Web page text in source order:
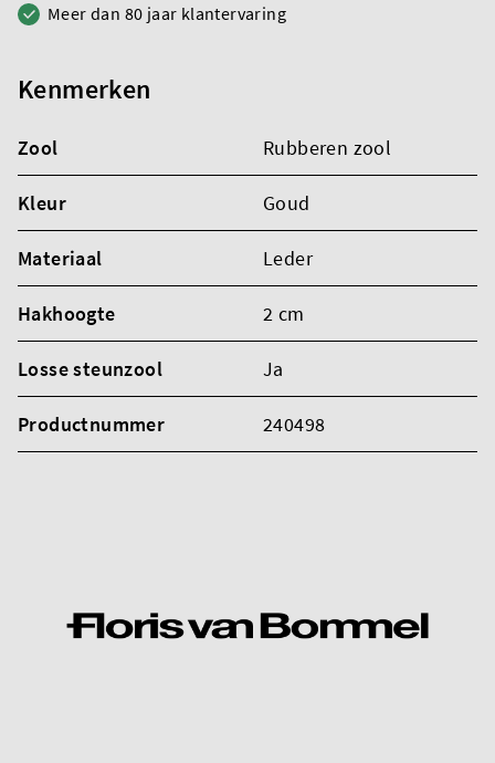
Meer dan 80 jaar klantervaring
Kenmerken
Zool Rubberen zool
Kleur Goud
Materiaal Leder
Hakhoogte 2 cm
Losse steunzool Ja
Productnummer 240498